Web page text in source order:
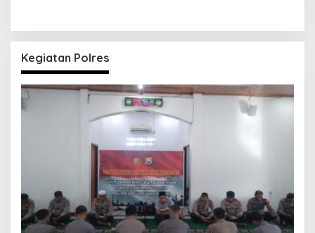
Kegiatan Polres